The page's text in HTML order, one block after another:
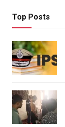
Top Posts